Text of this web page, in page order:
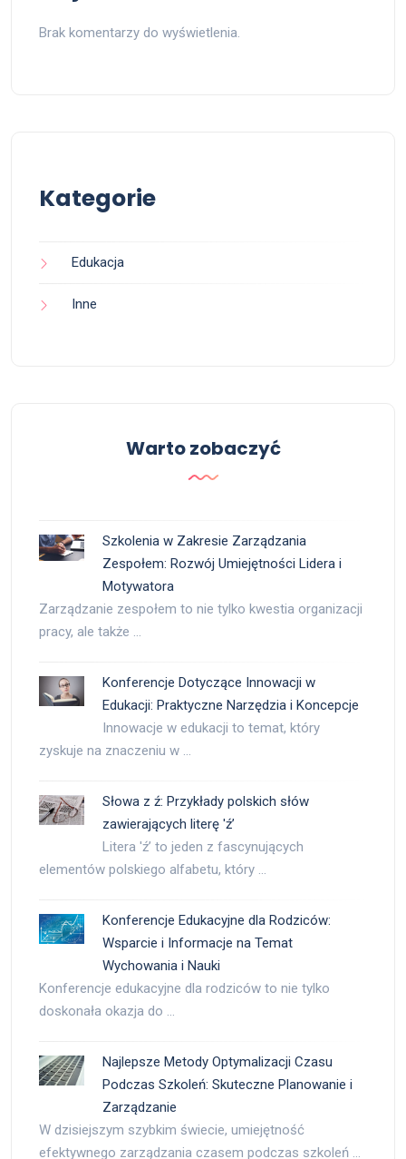
Brak komentarzy do wyświetlenia.
Kategorie
Edukacja
Inne
Warto zobaczyć
Szkolenia w Zakresie Zarządzania
Zespołem: Rozwój Umiejętności Lidera i
Motywatora
Zarządzanie zespołem to nie tylko kwestia organizacji
pracy, ale także …
Konferencje Dotyczące Innowacji w
Edukacji: Praktyczne Narzędzia i Koncepcje
Innowacje w edukacji to temat, który
zyskuje na znaczeniu w …
Słowa z ź: Przykłady polskich słów
zawierających literę 'ź’
Litera 'ź’ to jeden z fascynujących
elementów polskiego alfabetu, który …
Konferencje Edukacyjne dla Rodziców:
Wsparcie i Informacje na Temat
Wychowania i Nauki
Konferencje edukacyjne dla rodziców to nie tylko
doskonała okazja do …
Najlepsze Metody Optymalizacji Czasu
Podczas Szkoleń: Skuteczne Planowanie i
Zarządzanie
W dzisiejszym szybkim świecie, umiejętność
efektywnego zarządzania czasem podczas szkoleń …